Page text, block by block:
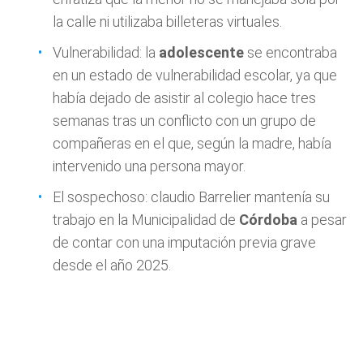
la calle ni utilizaba billeteras virtuales.
Vulnerabilidad: la adolescente se encontraba
en un estado de vulnerabilidad escolar, ya que
había dejado de asistir al colegio hace tres
semanas tras un conflicto con un grupo de
compañeras en el que, según la madre, había
intervenido una persona mayor.
El sospechoso: claudio Barrelier mantenía su
trabajo en la Municipalidad de Córdoba a pesar
de contar con una imputación previa grave
desde el año 2025.